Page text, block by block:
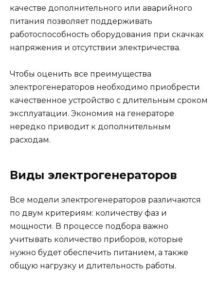
качестве дополнительного или аварийного
питания позволяет поддерживать
работоспособность оборудования при скачках
напряжения и отсутствии электричества.
Чтобы оценить все преимущества
электрогенераторов необходимо приобрести
качественное устройство с длительным сроком
эксплуатации. Экономия на генераторе
нередко приводит к дополнительным
расходам.
Виды электрогенераторов
Все модели электрогенераторов различаются
по двум критериям: количеству фаз и
мощности. В процессе подбора важно
учитывать количество приборов, которые
нужно будет обеспечить питанием, а также
общую нагрузку и длительность работы.